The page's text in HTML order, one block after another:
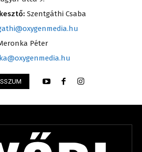
Szentgáthi Csaba
Péter